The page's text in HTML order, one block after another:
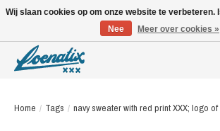
Home / Tags / navy sweater with red print XXX; logo of
Wij slaan cookies op om onze website te verbeteren.
Nee
Meer over cookies »